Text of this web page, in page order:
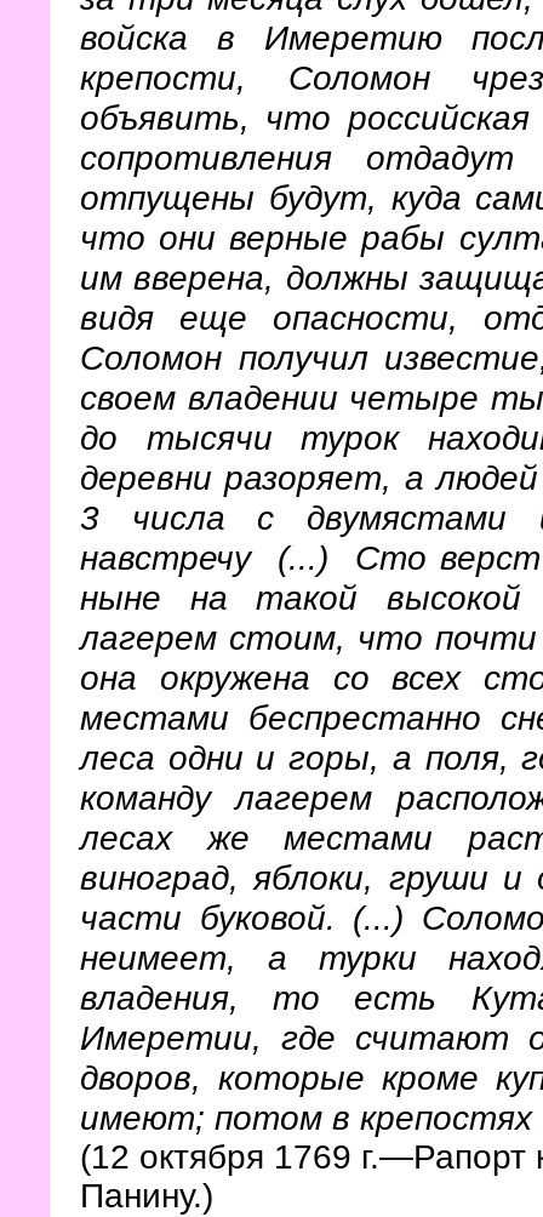
войска в Имеретию
крепости, Соломон
объявить, что
сопротивления
отпущены будут, куда
что они верные рабы
им вверена, должны
видя еще опасности,
Соломон получил
своем владении четыре
до тысячи турок
деревни разоряет, а
3 числа с двумястами
навстречу (...) Сто верст
ныне на такой высокой
лагерем стоим, что
она окружена со всех
местами беспрестанно
леса одни и горы, а поля,
команду лагерем
лесах же местами
виноград, яблоки, груши
части буковой. (...)
неимеет, а турки
владения, то есть
Имеретии, где считают
дворов, которые кроме
имеют; потом в крепостях
(12 октября 1769
Панину.)